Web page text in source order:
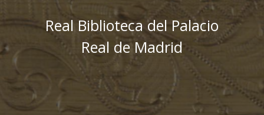
Real Biblioteca del Palacio
Real de Madrid